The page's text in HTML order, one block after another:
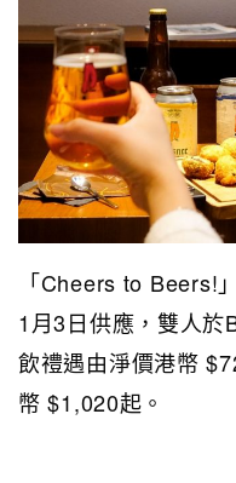
「Cheers to Beers!
1月3日供應，雙人
飲禮遇由淨價港幣
幣 $1,020起。